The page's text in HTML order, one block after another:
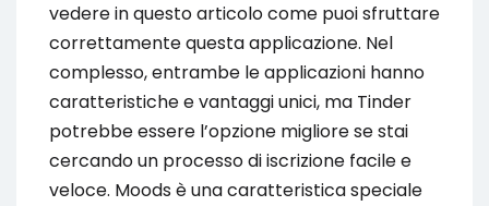
vedere in questo articolo come puoi sfruttare
correttamente questa applicazione. Nel
complesso, entrambe le applicazioni hanno
caratteristiche e vantaggi unici, ma Tinder
potrebbe essere l’opzione migliore se stai
cercando un processo di iscrizione facile e
veloce. Moods è una caratteristica speciale